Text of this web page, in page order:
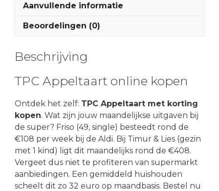
Aanvullende informatie
Beoordelingen (0)
Beschrijving
TPC Appeltaart online kopen
Ontdek het zelf: TPC Appeltaart met korting
kopen. Wat zijn jouw maandelijkse uitgaven bij
de super? Friso (49, single) besteedt rond de
€108 per week bij de Aldi. Bij Timur & Lies (gezin
met 1 kind) ligt dit maandelijks rond de €408.
Vergeet dus niet te profiteren van supermarkt
aanbiedingen. Een gemiddeld huishouden
scheelt dit zo 32 euro op maandbasis. Bestel nu